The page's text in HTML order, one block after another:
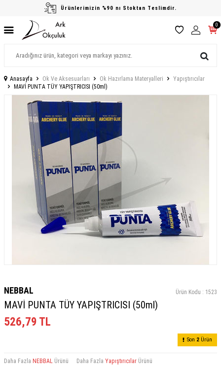
Ürünlerimizin %90 nı Stoktan Teslimdir.
0
Anasayfa Ok Ve Aksesuarları Ok Hazırlama Materyalleri
Yapıştırıcılar
MAVİ PUNTA TÜY YAPIŞTRICISI (50ml)
NEBBAL Ürün Kodu : 1523
MAVİ PUNTA TÜY YAPIŞTRICISI (50ml)
526,79 TL
Son 2 Ürün
Daha Fazla NEBBAL Ürünü Daha Fazla Yapıştırıcılar Ürünü